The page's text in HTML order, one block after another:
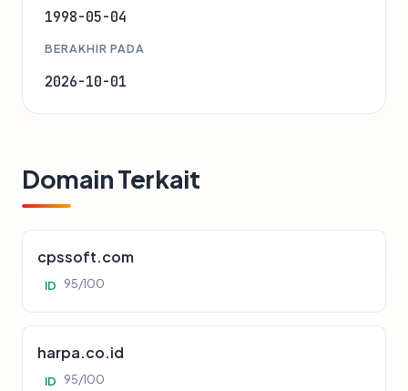
1998-05-04
BERAKHIR PADA
2026-10-01
Domain Terkait
cpssoft.com
ID 95/100
harpa.co.id
ID 95/100